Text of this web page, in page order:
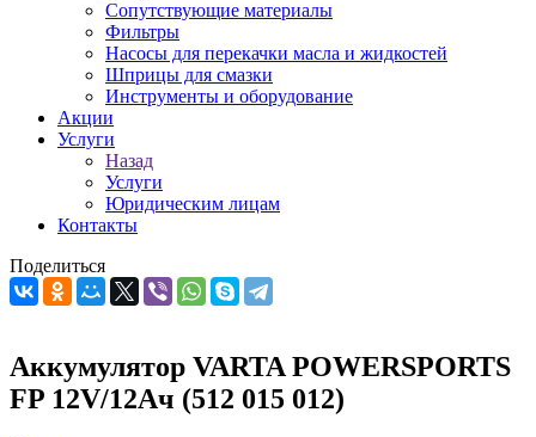
Сопутствующие материалы
Фильтры
Насосы для перекачки масла и жидкостей
Шприцы для смазки
Инструменты и оборудование
Акции
Услуги
Назад
Услуги
Юридическим лицам
Контакты
Поделиться
Аккумулятор VARTA POWERSPORTS
FP 12V/12Ач (512 015 012)